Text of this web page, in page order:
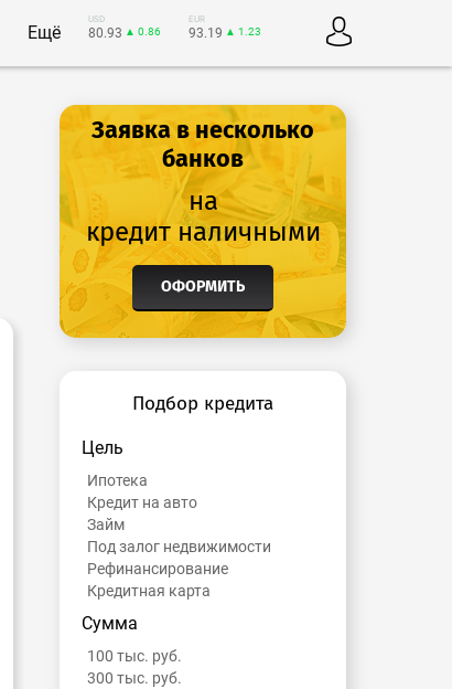
Ещё
USD
80.93 ▲ 0.86
EUR
93.19 ▲ 1.23
Заявка в несколько
банков
на
кредит наличными
ОФОРМИТЬ
Подбор кредита
Цель
Ипотека
Кредит на авто
Займ
Под залог недвижимости
Рефинансирование
Кредитная карта
Сумма
100 тыс. руб.
300 тыс. руб.